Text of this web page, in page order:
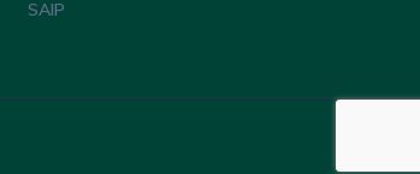
SAIP